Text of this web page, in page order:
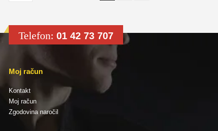
Telefon: 01 42 73 707
Moj račun
Kontakt
Moj račun
Zgodovina naročil